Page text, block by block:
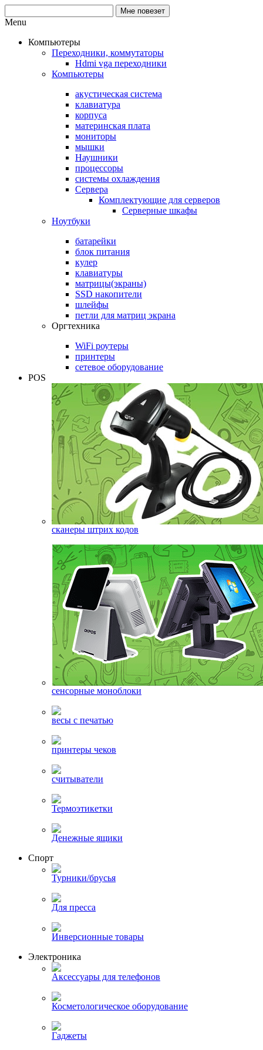
Menu
Компьютеры
Переходники, коммутаторы
Hdmi vga переходники
Компьютеры
акустическая система
клавиатура
корпуса
материнская плата
мониторы
мышки
Наушники
процессоры
системы охлаждения
Сервера
Комплектующие для серверов
Серверные шкафы
Ноутбуки
батарейки
блок питания
кулер
клавиатуры
матрицы(экраны)
SSD накопители
шлейфы
петли для матриц экрана
Оргтехника
WiFi роутеры
принтеры
сетевое оборудование
POS
сканеры штрих кодов
сенсорные моноблоки
весы с печатью
принтеры чеков
считыватели
Термоэтикетки
Денежные ящики
Спорт
Турники/брусья
Для пресса
Инверсионные товары
Электроника
Аксессуары для телефонов
Косметологическое оборудование
Гаджеты